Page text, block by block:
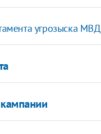
угрозыска МВД